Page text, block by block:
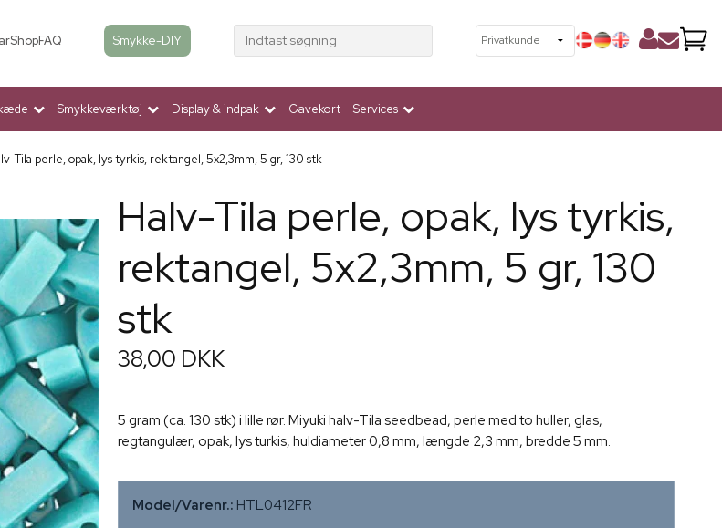
ShopFAQ Smykke-DIY Indtast søgning
Smykkeværktøj Display & indpak Gavekort Services
Tila perle, opak, lys tyrkis, rektangel, 5x2,3mm, 5 gr, 130 stk
Halv-Tila perle, opak, lys tyrkis,
rektangel, 5x2,3mm, 5 gr, 130
stk
38,00 DKK
5 gram (ca. 130 stk) i lille rør. Miyuki halv-Tila seedbead, perle med to huller, glas,
regtangulær, opak, lys turkis, huldiameter 0,8 mm, længde 2,3 mm, bredde 5 mm.
Model/Varenr.: HTL0412FR